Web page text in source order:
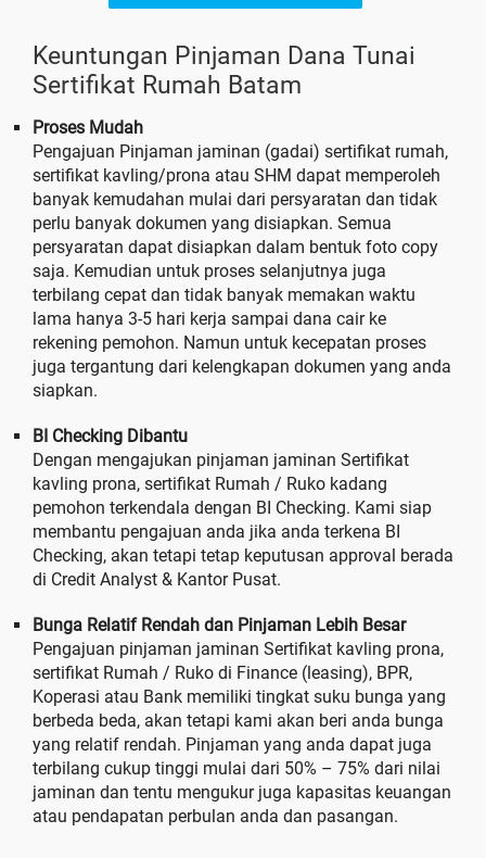
Keuntungan Pinjaman Dana Tunai
Sertifikat Rumah Batam
Proses Mudah
Pengajuan Pinjaman jaminan (gadai) sertifikat rumah,
sertifikat kavling/prona atau SHM dapat memperoleh
banyak kemudahan mulai dari persyaratan dan tidak
perlu banyak dokumen yang disiapkan. Semua
persyaratan dapat disiapkan dalam bentuk foto copy
saja. Kemudian untuk proses selanjutnya juga
terbilang cepat dan tidak banyak memakan waktu
lama hanya 3-5 hari kerja sampai dana cair ke
rekening pemohon. Namun untuk kecepatan proses
juga tergantung dari kelengkapan dokumen yang anda
siapkan.
BI Checking Dibantu
Dengan mengajukan pinjaman jaminan Sertifikat
kavling prona, sertifikat Rumah / Ruko kadang
pemohon terkendala dengan BI Checking. Kami siap
membantu pengajuan anda jika anda terkena BI
Checking, akan tetapi tetap keputusan approval berada
di Credit Analyst & Kantor Pusat.
Bunga Relatif Rendah dan Pinjaman Lebih Besar
Pengajuan pinjaman jaminan Sertifikat kavling prona,
sertifikat Rumah / Ruko di Finance (leasing), BPR,
Koperasi atau Bank memiliki tingkat suku bunga yang
berbeda beda, akan tetapi kami akan beri anda bunga
yang relatif rendah. Pinjaman yang anda dapat juga
terbilang cukup tinggi mulai dari 50% – 75% dari nilai
jaminan dan tentu mengukur juga kapasitas keuangan
atau pendapatan perbulan anda dan pasangan.